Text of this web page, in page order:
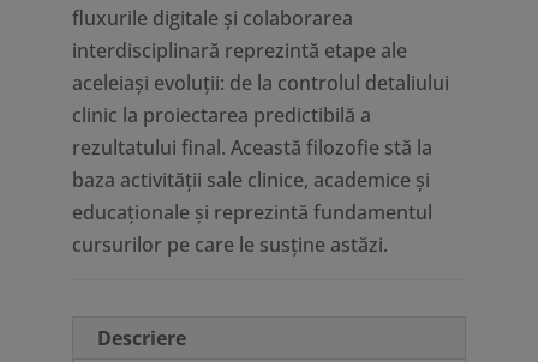
fluxurile digitale și colaborarea
interdisciplinară reprezintă etape ale
aceleiași evoluții: de la controlul detaliului
clinic la proiectarea predictibilă a
rezultatului final. Această filozofie stă la
baza activității sale clinice, academice și
educaționale și reprezintă fundamentul
cursurilor pe care le susține astăzi.
Descriere